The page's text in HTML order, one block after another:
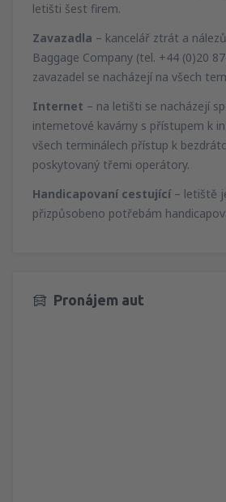
letišti šest firem.
Zavazadla – kancelář ztrát a
Baggage Company (tel. +44 (0)20
zavazadel se nacházejí na všech
Internet – na letišti se nacházejí
internetové kavárny s přístupem k
všech terminálech přístup k
poskytovaný třemi operátory.
Handicapovaní cestující– letiště
přizpůsobeno potřebám
Pronájem aut